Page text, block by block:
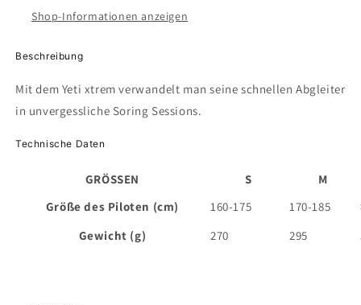
Shop-Informationen anzeigen
Beschreibung
Mit dem Yeti xtrem verwandelt man seine schnellen Abgleiter
in unvergessliche Soring Sessions.
Technische Daten
GRÖSSEN S
M
Größe des Piloten (cm)
160-175 170-185
Gewicht (g)
270 295